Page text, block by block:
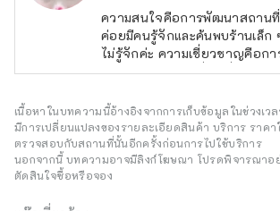
ความสนใจคือการพัฒนาสถานที่
ค่อยมีคนรู้จักและค้นพบร้านเล็ก
ไม่รู้จักค่ะ ความเชี่ยวชาญคือกา
และการพูดภาษาญี่ปุ่นเกี่ยวกับก
ใด ๆ กรุณาติดต่อฉันที่
ค่ะ
เนื้อหาในบทความนี้อ้างอิงจากการเก็บข้อมูลในช่วงเว
มีการเปลี่ยนแปลงของรายละเอียดสินค้า บริการ ราค
ตรวจสอบกับสถานที่นั้นอีกครั้งก่อนการไปใช้บริการ
นอกจากนี้ บทความอาจมีลิงก์โฆษณา โปรดพิจารณาอ
ตัดสินใจซื้อหรือจอง